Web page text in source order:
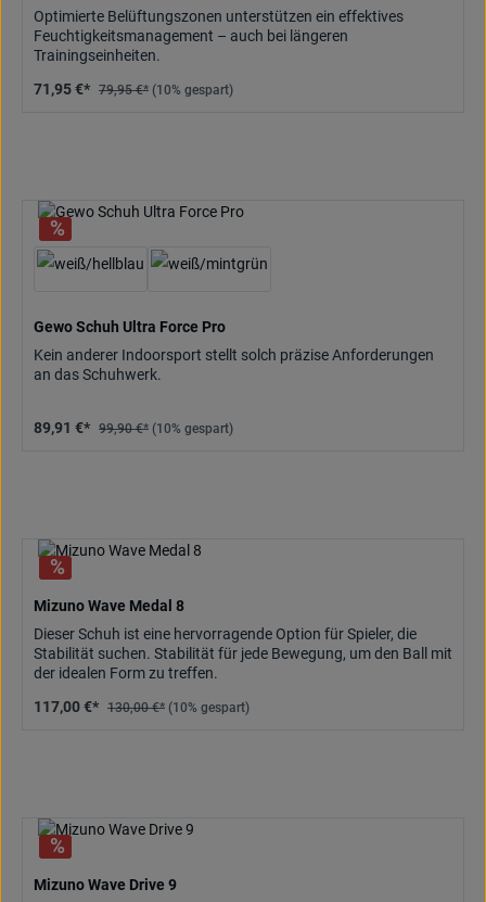
Optimierte Belüftungszonen unterstützen ein effektives
Feuchtigkeitsmanagement – auch bei längeren
Trainingseinheiten.
71,95 €* 79,95 €* (10% gespart)
Gewo Schuh Ultra Force Pro
Kein anderer Indoorsport stellt solch präzise Anforderungen
an das Schuhwerk.
89,91 €* 99,90 €* (10% gespart)
Mizuno Wave Medal 8
Dieser Schuh ist eine hervorragende Option für Spieler, die
Stabilität suchen. Stabilität für jede Bewegung, um den Ball mit
der idealen Form zu treffen.
117,00 €* 130,00 €* (10% gespart)
Mizuno Wave Drive 9